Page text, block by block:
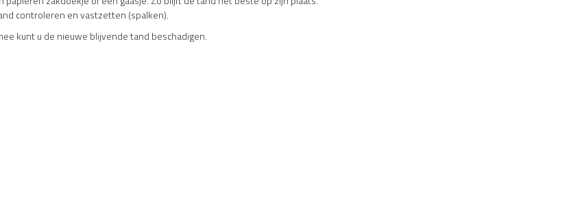
controleren en vastzetten (spalken).
kunt u de nieuwe blijvende tand beschadigen.